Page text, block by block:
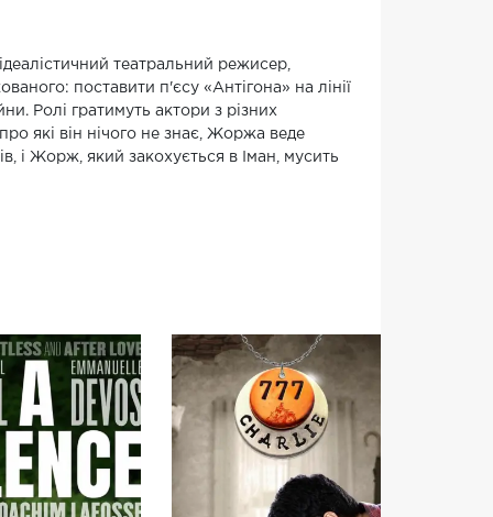
театральний режисер,
поставити п'єсу «Антігона» на лінії
Ролі гратимуть актори з різних
які він нічого не знає, Жоржа веде
і Жорж, який закохується в Іман, мусить